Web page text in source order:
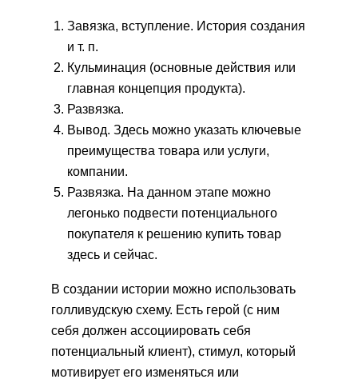
Завязка, вступление. История создания
и т. п.
Кульминация (основные действия или
главная концепция продукта).
Развязка.
Вывод. Здесь можно указать ключевые
преимущества товара или услуги,
компании.
Развязка. На данном этапе можно
легонько подвести потенциального
покупателя к решению купить товар
здесь и сейчас.
В создании истории можно использовать
голливудскую схему. Есть герой (с ним
себя должен ассоциировать себя
потенциальный клиент), стимул, который
мотивирует его изменяться или